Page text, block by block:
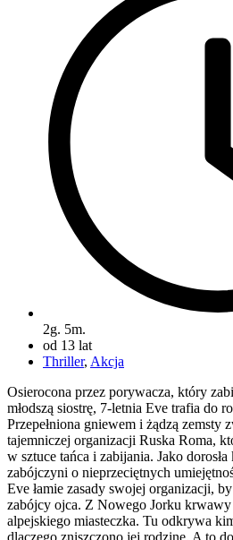
2g. 5m.
od 13 lat
Thriller, Akcja
Osierocona przez porywacza, który
młodszą siostrę, 7-letnia Eve trafia do
Przepełniona gniewem i żądzą zemsty
tajemniczej organizacji Ruska Roma,
w sztuce tańca i zabijania. Jako
zabójczyni o nieprzeciętnych
Eve łamie zasady swojej organizacji,
zabójcy ojca. Z Nowego Jorku krwawy
alpejskiego miasteczka. Tu odkrywa
dlaczego zniszczono jej rodzinę. A to